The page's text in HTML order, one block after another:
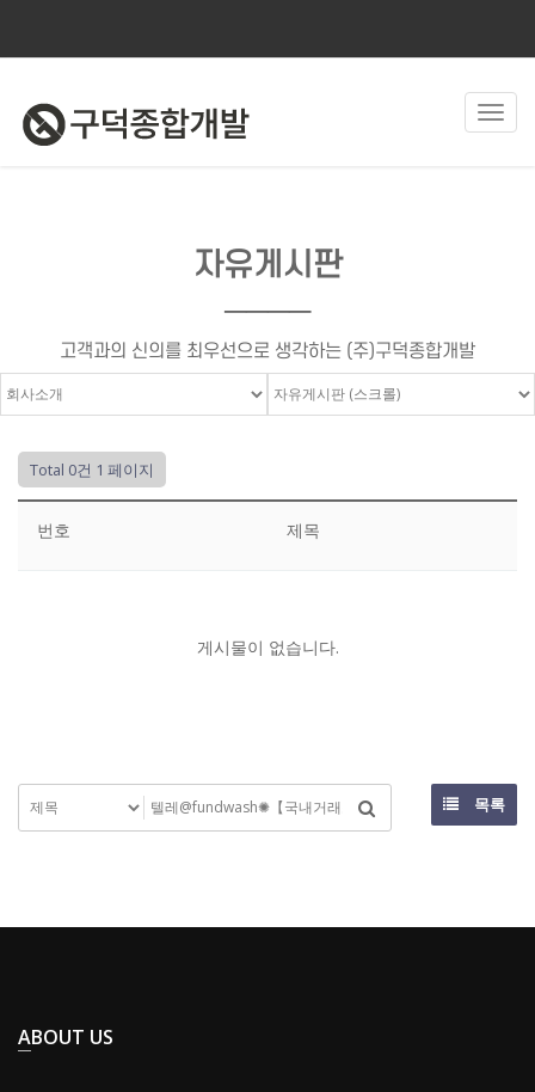
자유게시판
────
고객과의 신의를 최우선으로 생각하는 (주)구덕종합개발
Total 0건 1 페이지
번호 제목
게시물이 없습니다.
목록
ABOUT US